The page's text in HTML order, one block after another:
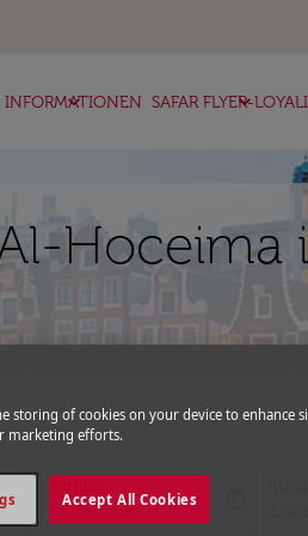
INFORMATIONEN
keyboard_arrow_down SAFAR FLYER-
keyboard_arrow_down
Hoceima
fc-booking-departure-date-aria-
15/08/2026
fc-
storing of cookies on your device to enhance
marketing efforts.
Accept All Cookies